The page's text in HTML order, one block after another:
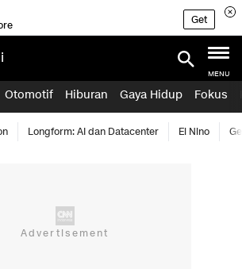
Get
MENU
Otomotif Hiburan Gaya Hidup Fokus
Longform: AI dan Datacenter El Nino